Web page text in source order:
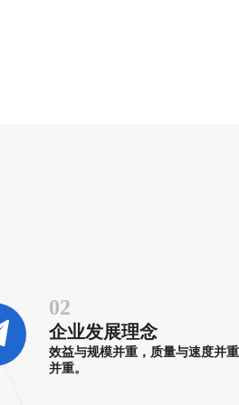
02
企业发展理念
效益与规模并重，质量与速度并
并重。